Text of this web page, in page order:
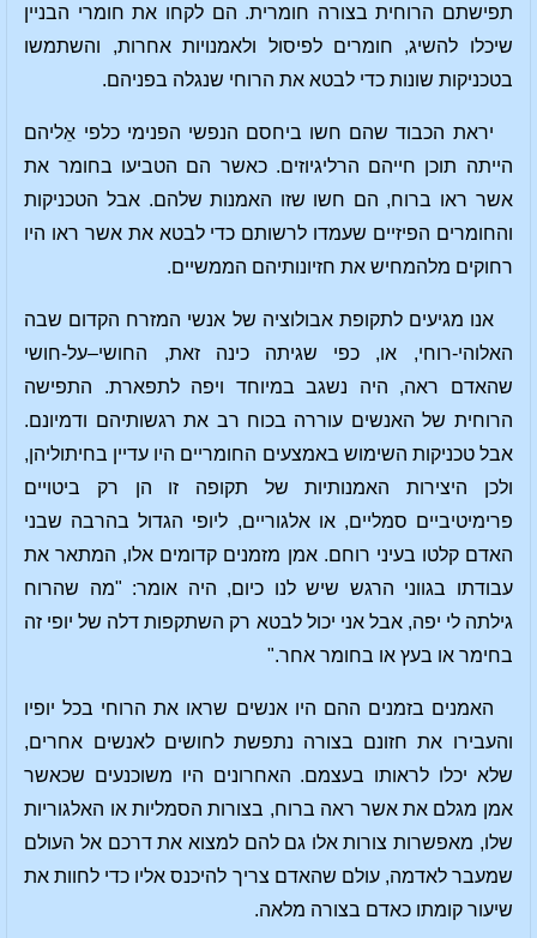
תפישתם הרוחית בצורה חומרית. הם לקחו את חומרי הבניין
שיכלו להשיג, חומרים לפיסול ולאמנויות אחרות, והשתמשו
בטכניקות שונות כדי לבטא את הרוחי שנגלה בפניהם.
יראת הכבוד שהם חשו ביחסם הנפשי הפנימי כלפי אֵליהם
הייתה תוכן חייהם הרליגיוזים. כאשר הם הטביעו בחומר את
אשר ראו ברוח, הם חשו שזו האמנות שלהם. אבל הטכניקות
והחומרים הפיזיים שעמדו לרשותם כדי לבטא את אשר ראו היו
רחוקים מלהמחיש את חזיונותיהם הממשיים.
אנו מגיעים לתקופת אבולוציה של אנשי המזרח הקדום שבה
האלוהי-רוחי, או, כפי שגיתה כינה זאת, החושי–על-חושי
שהאדם ראה, היה נשגב במיוחד ויפה לתפארת. התפישה
הרוחית של האנשים עוררה בכוח רב את רגשותיהם ודמיונם.
אבל טכניקות השימוש באמצעים החומריים היו עדיין בחיתוליהן,
ולכן היצירות האמנותיות של תקופה זו הן רק ביטויים
פרימיטיביים סמליים, או אלגוריים, ליופי הגדול בהרבה שבני
האדם קלטו בעיני רוחם. אמן מזמנים קדומים אלו, המתאר את
עבודתו בגווני הרגש שיש לנו כיום, היה אומר: "מה שהרוח
גילתה לי יפה, אבל אני יכול לבטא רק השתקפות דלה של יופי זה
בחימר או בעץ או בחומר אחר."
האמנים בזמנים ההם היו אנשים שראו את הרוחי בכל יופיו
והעבירו את חזונם בצורה נתפשת לחושים לאנשים אחרים,
שלא יכלו לראותו בעצמם. האחרונים היו משוכנעים שכאשר
אמן מגלם את אשר ראה ברוח, בצורות הסמליות או האלגוריות
שלו, מאפשרות צורות אלו גם להם למצוא את דרכם אל העולם
שמעבר לאדמה, עולם שהאדם צריך להיכנס אליו כדי לחוות את
שיעור קומתו כאדם בצורה מלאה.